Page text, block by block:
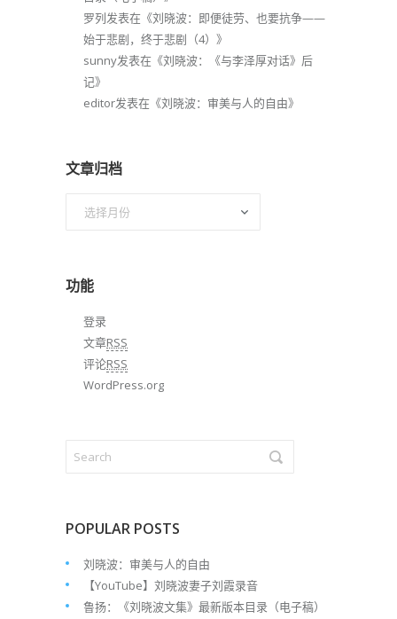
罗列发表在《刘晓波：即便徒劳、也要抗争——
始于悲剧，终于悲剧（4） 》
sunny发表在《刘晓波：《与李泽厚对话》后
记》
editor发表在《刘晓波：审美与人的自由》
文章归档
功能
登录
文章RSS
评论RSS
WordPress.org
POPULAR POSTS
刘晓波：审美与人的自由
【YouTube】刘晓波妻子刘霞录音
鲁扬：《刘晓波文集》最新版本目录（电子稿）